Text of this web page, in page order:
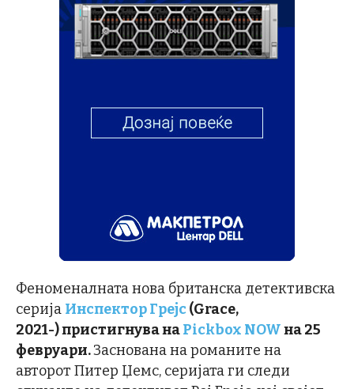
Феноменалната нова британска детективска
серија Инспектор Грејс(Grace,
2021-)пристигнува наPickbox NOWна 25
февруари.Заснована на романите на
авторот Питер Џемс, серијата ги следи